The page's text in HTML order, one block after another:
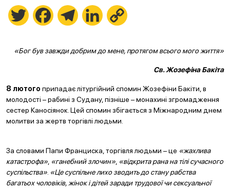
Twitter FacebookTelegramLinkedIn
«Бог був завжди добрим до мене, протягом всього мого життя»
Св. Жозефіна Бакіта
8 лютого припадає літургійний спомин Жозефіни Бакіти, в
молодості – рабині з Судану, пізніше – монахині згромадження
сестер Каносіянок. Цей спомин збігається з Міжнародним днем
молитви за жертв торгівлі людьми.
За словами Папи Франциска, торгівля людьми – це «жахлива
катастрофа» «ганебний злочин» «відкрита рана на тілі сучасного
суспільства» «Це суспільне лихо зводить до стану рабства
багатьох чоловіків, жінок і дітей заради трудової чи сексуальної